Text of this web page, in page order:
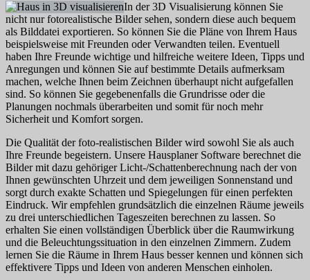
In der 3D Visualisierung können Sie
nicht nur fotorealistische Bilder sehen, sondern diese auch bequem
als Bilddatei exportieren. So können Sie die Pläne von Ihrem Haus
beispielsweise mit Freunden oder Verwandten teilen. Eventuell
haben Ihre Freunde wichtige und hilfreiche weitere Ideen, Tipps und
Anregungen und können Sie auf bestimmte Details aufmerksam
machen, welche Ihnen beim Zeichnen überhaupt nicht aufgefallen
sind. So können Sie gegebenenfalls die Grundrisse oder die
Planungen nochmals überarbeiten und somit für noch mehr
Sicherheit und Komfort sorgen.
Die Qualität der foto-realistischen Bilder wird sowohl Sie als auch
Ihre Freunde begeistern. Unsere Hausplaner Software berechnet die
Bilder mit dazu gehöriger Licht-/Schattenberechnung nach der von
Ihnen gewünschten Uhrzeit und dem jeweiligen Sonnenstand und
sorgt durch exakte Schatten und Spiegelungen für einen perfekten
Eindruck. Wir empfehlen grundsätzlich die einzelnen Räume jeweils
zu drei unterschiedlichen Tageszeiten berechnen zu lassen. So
erhalten Sie einen vollständigen Überblick über die Raumwirkung
und die Beleuchtungssituation in den einzelnen Zimmern. Zudem
lernen Sie die Räume in Ihrem Haus besser kennen und können sich
effektivere Tipps und Ideen von anderen Menschen einholen.